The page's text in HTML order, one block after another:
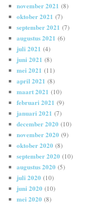
november 2021 (8)
oktober 2021 (7)
september 2021 (7)
augustus 2021 (6)
juli 2021 (4)
juni 2021 (8)
mei 2021 (11)
april 2021 (8)
maart 2021 (10)
februari 2021 (9)
januari 2021 (7)
december 2020 (10)
november 2020 (9)
oktober 2020 (8)
september 2020 (10)
augustus 2020 (5)
juli 2020 (10)
juni 2020 (10)
mei 2020 (8)